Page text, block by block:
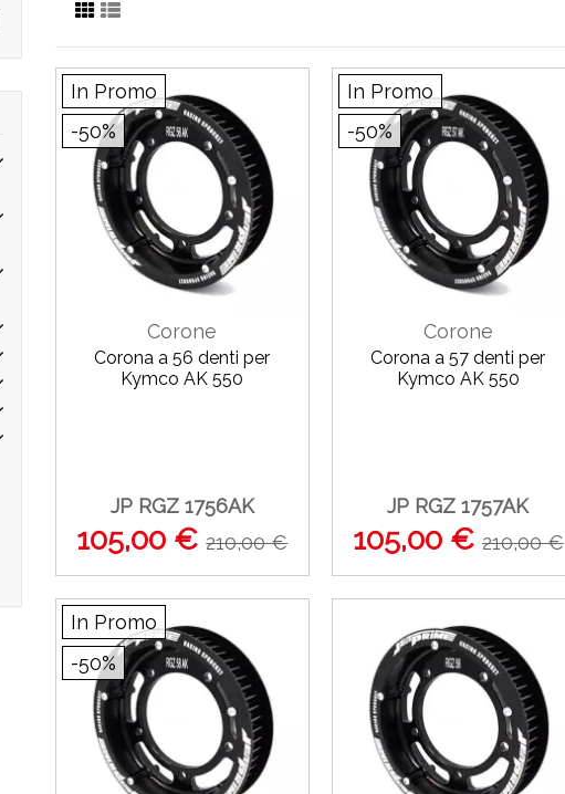
In Promo
-50%
Corone
Corona a 56 denti per
Kymco AK 550
JP RGZ 1756AK
105,00 €210,00 €
In Promo
-50%
Corone
Corona a 57 denti per
Kymco AK 550
JP RGZ 1757AK
105,00 €210,00 €
In Promo
-50%